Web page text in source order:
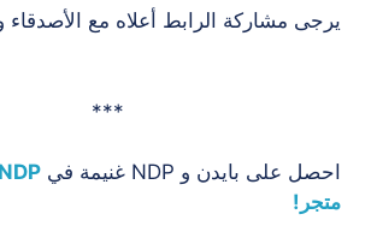
يرجى مشاركة الرابط أعلاه مع الأصدقاء
***
احصل على بايدن و NDP غنيمة في
متجر!